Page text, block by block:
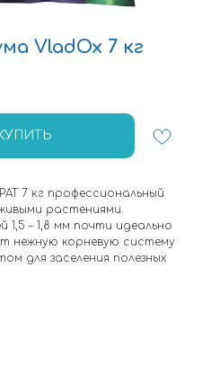
VladOx 7 кг
7 кг профессиональный
растениями.
1,5 – 1,8 мм почти идеально
нежную корневую систему
для заселения полезных